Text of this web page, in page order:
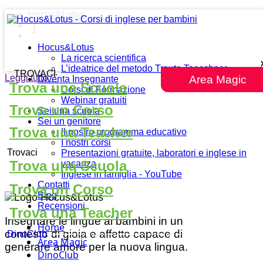
Hocus&Lotus
La ricerca scientifica
L’ideatrice del metodo Traute Taeschner
Diventa Insegnante
Corsi di Formazione
Webinar gratuiti
Sei una scuola
Sei un genitore
Il nostro programma educativo
I nostri corsi
Presentazioni gratuite, laboratori e inglese in
vacanza
Inglese in famiglia - YouTube
Contatti
Blog
Recensioni
Home
Area Magic
DinoClub
Area Magic
TROVACI
Trova una Scuola
Trova un Corso
Trova una Teacher
Trovaci
Trova una Scuola
Trova un Corso
Trova una Teacher
DinoClub
Hocus&Lotus
Leggi tutto""
Insegnare le lingue ai bambini in un
contesto di gioia e affetto capace di
generare amore per la nuova lingua.